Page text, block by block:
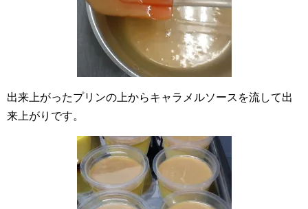
出来上がったプリンの上からキャラメルソースを流して出
来上がりです。